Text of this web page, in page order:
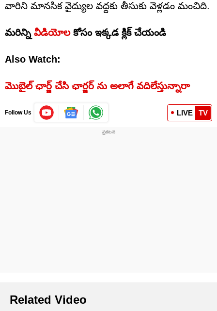
వారిని మానసిక వైద్యుల వద్దకు తీసుకు వెళ్లడం మంచిది.
మరిన్ని వీడియోలకోసం ఇక్కడ క్లిక్ చేయండి
Also Watch:
మొబైల్ ఛార్జ్ చేసి ఛార్జర్ ను అలాగే వదిలేస్తున్నారా
Follow Us LIVE TV
Related Video